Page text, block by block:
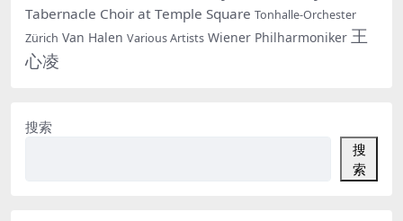
Tabernacle Choir at Temple Square Tonhalle-Orchester
Zürich Van Halen Various Artists Wiener Philharmoniker 王
心凌
搜索
搜
索